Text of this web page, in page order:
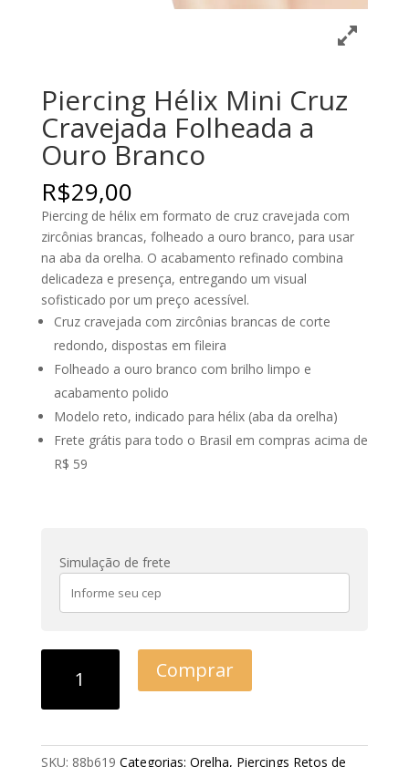
Piercing Hélix Mini Cruz
Cravejada Folheada a
Ouro Branco
R$29,00
Piercing de hélix em formato de cruz cravejada com
zircônias brancas, folheado a ouro branco, para usar
na aba da orelha. O acabamento refinado combina
delicadeza e presença, entregando um visual
sofisticado por um preço acessível.
Cruz cravejada com zircônias brancas de corte
redondo, dispostas em fileira
Folheado a ouro branco com brilho limpo e
acabamento polido
Modelo reto, indicado para hélix (aba da orelha)
Frete grátis para todo o Brasil em compras acima de
R$ 59
Simulação de frete
Comprar
SKU: 88b619 Categorias: Orelha, Piercings Retos de